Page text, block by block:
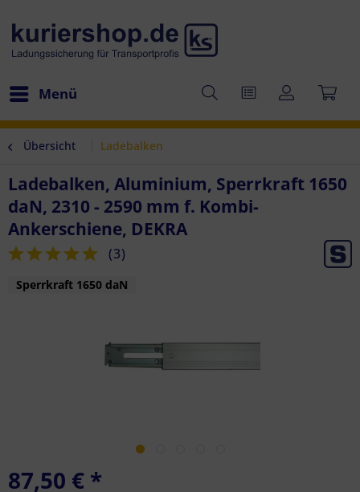
Menü
Übersicht Ladebalken
Ladebalken, Aluminium, Sperrkraft 1650
daN, 2310 - 2590 mm f. Kombi-
Ankerschiene, DEKRA
(3)
Sperrkraft 1650 daN
87,50 € *